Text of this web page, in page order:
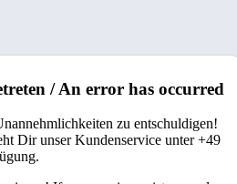
/ An error has occurred
zu entschuldigen!
Dir unser Kundenservice unter +49